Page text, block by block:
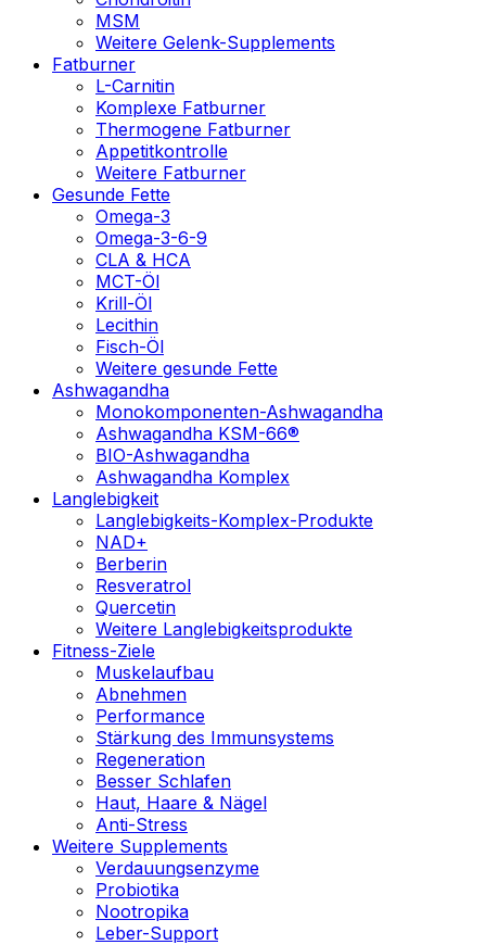
MSM
Weitere Gelenk-Supplements
Fatburner
L-Carnitin
Komplexe Fatburner
Thermogene Fatburner
Appetitkontrolle
Weitere Fatburner
Gesunde Fette
Omega-3
Omega-3-6-9
CLA & HCA
MCT-Öl
Krill-Öl
Lecithin
Fisch-Öl
Weitere gesunde Fette
Ashwagandha
Monokomponenten-Ashwagandha
Ashwagandha KSM-66®
BIO-Ashwagandha
Ashwagandha Komplex
Langlebigkeit
Langlebigkeits-Komplex-Produkte
NAD+
Berberin
Resveratrol
Quercetin
Weitere Langlebigkeitsprodukte
Fitness-Ziele
Muskelaufbau
Abnehmen
Performance
Stärkung des Immunsystems
Regeneration
Besser Schlafen
Haut, Haare & Nägel
Anti-Stress
Weitere Supplements
Verdauungsenzyme
Probiotika
Nootropika
Leber-Support